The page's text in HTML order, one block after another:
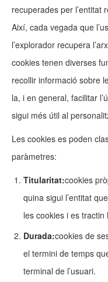
recuperades per l’entitat
Així, cada vegada que
l’explorador recupera
cookies tenen diverses
recollir informació sobre
la, i en general, facilitar
sigui més útil al
Les cookies es poden
paràmetres:
Titularitat:cookies
quina sigui l’entitat
les cookies i es tractin
Durada:cookies de
el termini de temps
terminal de l’usuari.